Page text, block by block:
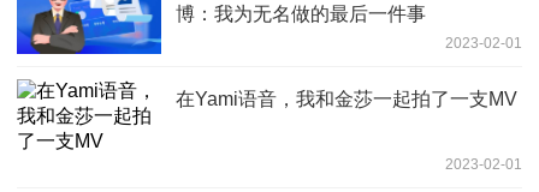
博：我为无名做的最后一件事
2023-02-01
在Yami语音，我和金莎一起拍了一支MV
2023-02-01